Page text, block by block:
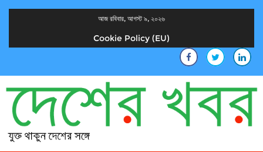
আজ রবিবার, আগস্ট ৯, ২০২৬
Cookie Policy (EU)